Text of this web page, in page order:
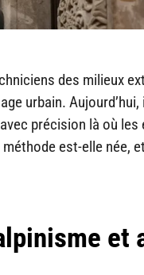
des milieux
urbain.
précision là où
est-elle née,
et